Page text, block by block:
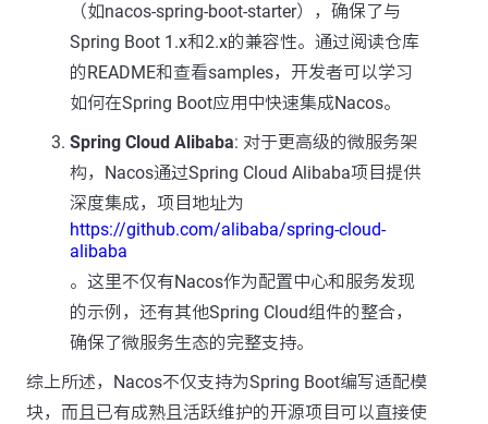
（如nacos-spring-boot-starter），确保了与
Spring Boot 1.x和2.x的兼容性。通过阅读仓库
的README和查看samples，开发者可以学习
如何在Spring Boot应用中快速集成Nacos。
Spring Cloud Alibaba: 对于更高级的微服务架
构，Nacos通过Spring Cloud Alibaba项目提供
深度集成，项目地址为
https://github.com/alibaba/spring-cloud-
alibaba
。这里不仅有Nacos作为配置中心和服务发现
的示例，还有其他Spring Cloud组件的整合，
确保了微服务生态的完整支持。
综上所述，Nacos不仅支持为Spring Boot编写适配模
块，而且已有成熟且活跃维护的开源项目可以直接使